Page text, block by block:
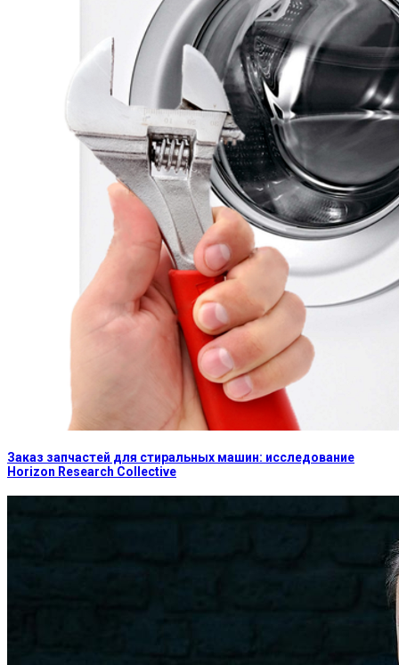
Заказ запчастей для стиральных машин: исследование
Horizon Research Collective